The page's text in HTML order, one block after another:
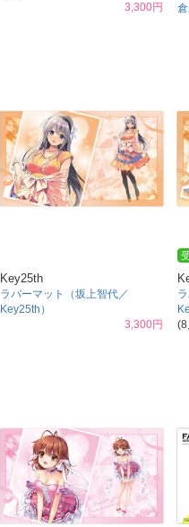
3,300円
Key25th
ラバーマット（坂上智代／
Key25th）
3,300円
(8